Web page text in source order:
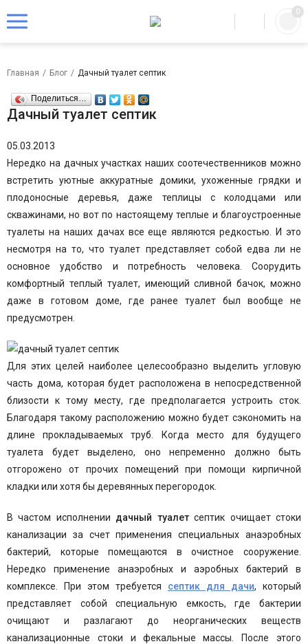
0
Главная / Блог / Дачный туалет септик
Поделиться…
Дачный туалет септик
05.03.2013
Нередко на дачных участках наших соотечественников можно
встретить уютные аккуратные домики, ухоженные грядки и
плодоносные деревья, даже теплицы с колодцами или
скважинами, но вот по настоящему теплые и благоустроенные
туалеты на наших дачах все еще являются редкостью. И это
несмотря на то, что туалет представляет собой едва ли не
основное удобство и потребность человека. Соорудить
комфортный теплый туалет, имеющий сливной бачок, можно
даже в готовом доме, где ранее туалет был вообще не
предусмотрен.
Для этих целей наиболее целесообразно выделить угловую
часть дома, которая будет расположена в непосредственной
близости к тому месту, где предполагается устроить сток.
Благодаря такому расположению можно будет сэкономить на
длине прокладываемых труб. Когда место для будущего
туалета будет выделено, оно непременно должно быть
отгорожено от прочих помещений при помощи кирпичной
кладки или хотя бы деревянных перегородок.
В частом исполнении дачный туалетсептик очищает стоки
канализации за счет применения специальных анаэробных
бактерий, которые помещаются в очистное сооружение.
Нередко применение анаэробных и аэробных бактерий в
комплексе. При этом требуется септик для дачи, который
представляет собой специальную емкость, где бактерии
очищают и разлагают до неорганических веществ
канализационные стоки и фекальные массы. После этого